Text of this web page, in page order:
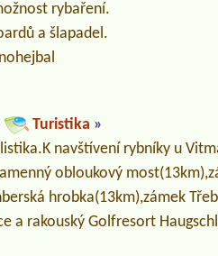
rybaření.
a šlapadel.
Turistika »
navštívení rybníky u
obloukový
hrobka(13km),zámek
a rakouský Golfresort